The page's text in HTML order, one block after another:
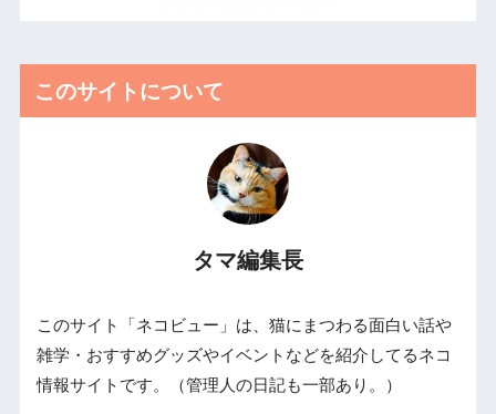
このサイトについて
タマ編集長
このサイト「ネコビュー」は、猫にまつわる面白い話や
雑学・おすすめグッズやイベントなどを紹介してるネコ
情報サイトです。（管理人の日記も一部あり。）